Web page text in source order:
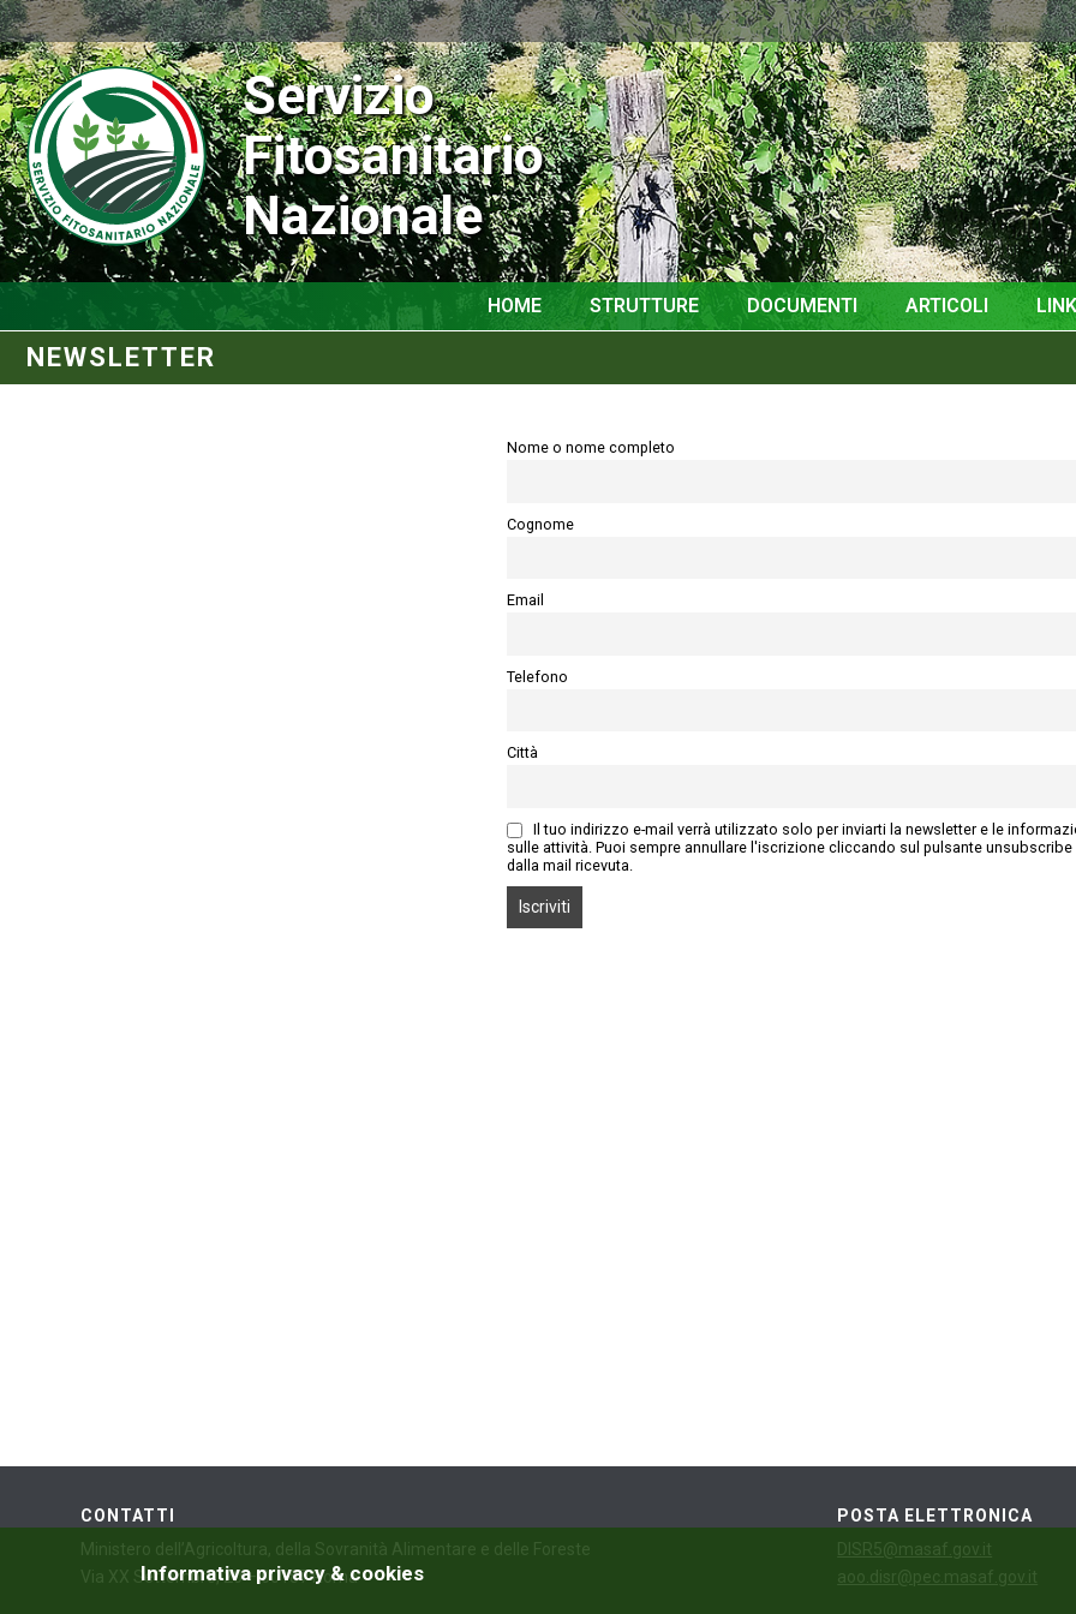
Servizio
Fitosanitario
Nazionale
HOME STRUTTURE DOCUMENTI ARTICOLI
NEWSLETTER
Nome o nome completo
Cognome
Email
Telefono
Città
Il tuo indirizzo e-mail verrà utilizzato solo per inviarti la newsletter e le
sulle attività. Puoi sempre annullare l'iscrizione cliccando sul pulsante unsubscribe
dalla mail ricevuta.
CONTATTI
Ministero dell’Agricoltura, della Sovranità Alimentare e delle Foreste
Via XX Settembre, 20 – 00187 Roma
POSTA ELETTRONICA
DISR5@masaf.gov.it
aoo.disr@pec.masaf.gov.it
Informativa privacy & cookies